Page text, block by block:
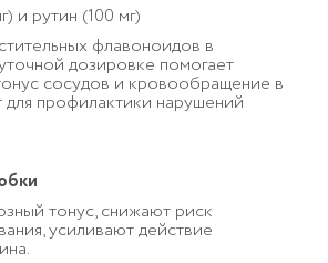
и рутин (100 мг)
флавоноидов в
дозировке помогает
сосудов и кровообращение в
для профилактики нарушений
тонус, снижают риск
усиливают действие